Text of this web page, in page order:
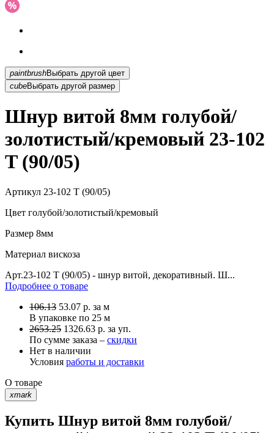
paintbrush
Выбрать другой цвет
cubeВыбрать другой размер
Шнур витой 8мм голубой/
золотистый/кремовый 23-102
T (90/05)
Артикул 23-102 T (90/05)
Цвет голубой/золотистый/кремовый
Размер 8мм
Материал вискоза
Арт.23-102 T (90/05) - шнур витой, декоративный. Ш...
Подробнее о товаре
106.13 53.07 р. за м
В упаковке по 25 м
2653.25 1326.63 р. за уп.
По сумме заказа – скидки
Нет в наличии
Условия работы и доставки
О товаре
xmark
Купить Шнур витой 8мм голубой/